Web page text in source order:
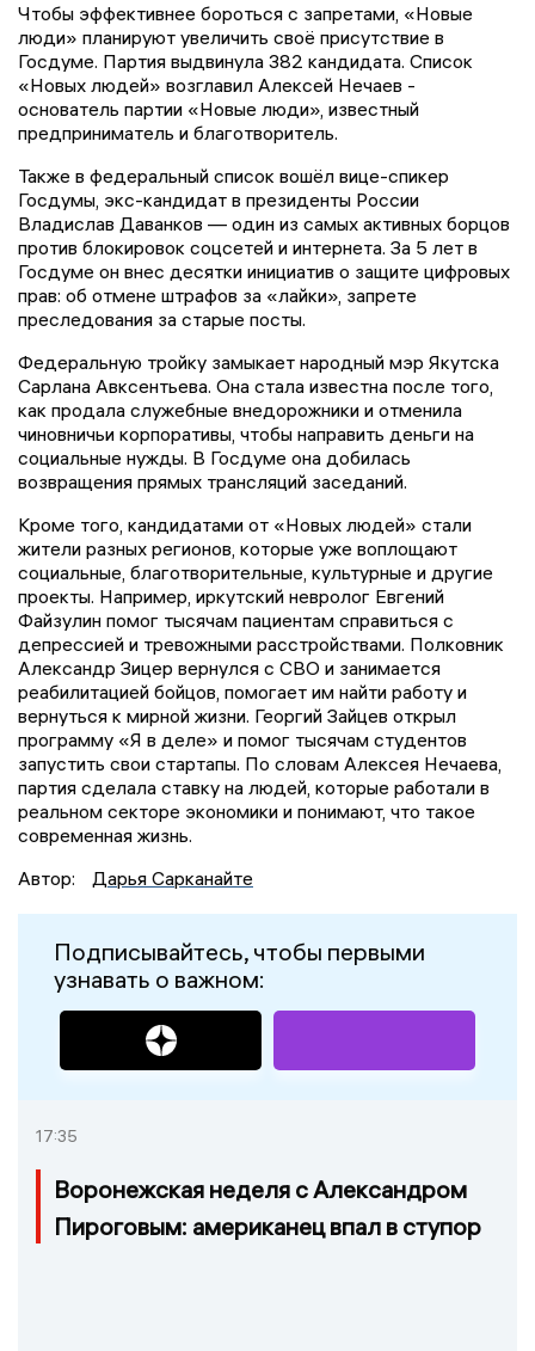
Чтобы эффективнее бороться с запретами, «Новые
люди» планируют увеличить своё присутствие в
Госдуме. Партия выдвинула 382 кандидата. Список
«Новых людей» возглавил Алексей Нечаев -
основатель партии «Новые люди», известный
предприниматель и благотворитель.
Также в федеральный список вошёл вице-спикер
Госдумы, экс-кандидат в президенты России
Владислав Даванков — один из самых активных борцов
против блокировок соцсетей и интернета. За 5 лет в
Госдуме он внес десятки инициатив о защите цифровых
прав: об отмене штрафов за «лайки», запрете
преследования за старые посты.
Федеральную тройку замыкает народный мэр Якутска
Сарлана Авксентьева. Она стала известна после того,
как продала служебные внедорожники и отменила
чиновничьи корпоративы, чтобы направить деньги на
социальные нужды. В Госдуме она добилась
возвращения прямых трансляций заседаний.
Кроме того, кандидатами от «Новых людей» стали
жители разных регионов, которые уже воплощают
социальные, благотворительные, культурные и другие
проекты. Например, иркутский невролог Евгений
Файзулин помог тысячам пациентам справиться с
депрессией и тревожными расстройствами. Полковник
Александр Зицер вернулся с СВО и занимается
реабилитацией бойцов, помогает им найти работу и
вернуться к мирной жизни. Георгий Зайцев открыл
программу «Я в деле» и помог тысячам студентов
запустить свои стартапы. По словам Алексея Нечаева,
партия сделала ставку на людей, которые работали в
реальном секторе экономики и понимают, что такое
современная жизнь.
Автор:
Дарья Сарканайте
Подписывайтесь, чтобы первыми
узнавать о важном:
17:35
Воронежская неделя с Александром
Пироговым: американец впал в ступор